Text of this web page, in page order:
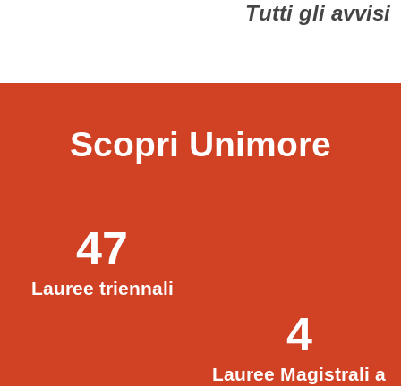
Tutti gli avvisi
Scopri Unimore
47
Lauree triennali
4
Lauree Magistrali a